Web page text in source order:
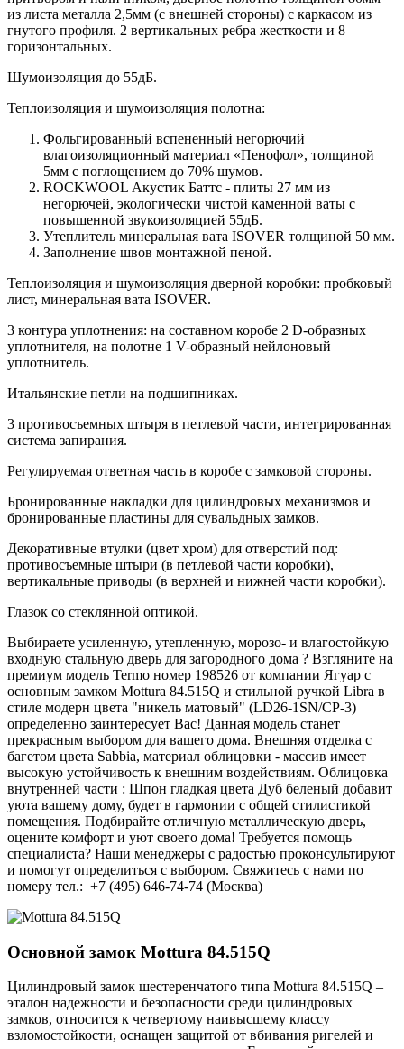
из листа металла 2,5мм (с внешней стороны) c каркасом из
гнутого профиля. 2 вертикальных ребра жесткости и 8
горизонтальных.
Шумоизоляция до 55дБ.
Теплоизоляция и шумоизоляция полотна:
Фольгированный вспененный негорючий
влагоизоляционный материал «Пенофол», толщиной
5мм с поглощением до 70% шумов.
ROCKWOOL Акустик Баттс - плиты 27 мм из
негорючей, экологически чистой каменной ваты с
повышенной звукоизоляцией 55дБ.
Утеплитель минеральная вата ISOVER толщиной 50 мм.
Заполнение швов монтажной пеной.
Теплоизоляция и шумоизоляция дверной коробки: пробковый
лист, минеральная вата ISOVER.
3 контура уплотнения: на составном коробе 2 D-образных
уплотнителя, на полотне 1 V-образный нейлоновый
уплотнитель.
Итальянские петли на подшипниках.
3 противосъемных штыря в петлевой части, интегрированная
система запирания.
Регулируемая ответная часть в коробе с замковой стороны.
Бронированные накладки для цилиндровых механизмов и
бронированные пластины для сувальдных замков.
Декоративные втулки (цвет хром) для отверстий под:
противосъемные штыри (в петлевой части коробки),
вертикальные приводы (в верхней и нижней части коробки).
Глазок со стеклянной оптикой.
Выбираете усиленную, утепленную, морозо- и влагостойкую
входную стальную дверь для загородного дома ? Взгляните на
премиум модель Termo номер 198526 от компании Ягуар с
основным замком Mottura 84.515Q и стильной ручкой Libra в
стиле модерн цвета "никель матовый" (LD26-1SN/CP-3)
определенно заинтересует Вас! Данная модель станет
прекрасным выбором для вашего дома. Внешняя отделка с
багетом цвета Sabbia, материал облицовки - массив имеет
высокую устойчивость к внешним воздействиям. Облицовка
внутренней части : Шпон гладкая цвета Дуб беленый добавит
уюта вашему дому, будет в гармонии с общей стилистикой
помещения. Подбирайте отличную металлическую дверь,
оцените комфорт и уют своего дома! Требуется помощь
специалиста? Наши менеджеры с радостью проконсультируют
и помогут определиться с выбором. Свяжитесь с нами по
номеру тел.: +7 (495) 646-74-74 (Москва)
Основной замок Mottura 84.515Q
Цилиндровый замок шестеренчатого типа Mottura 84.515Q –
эталон надежности и безопасности среди цилиндровых
замков, относится к четвертому наивысшему классу
взломостойкости, оснащен защитой от вбивания ригелей и